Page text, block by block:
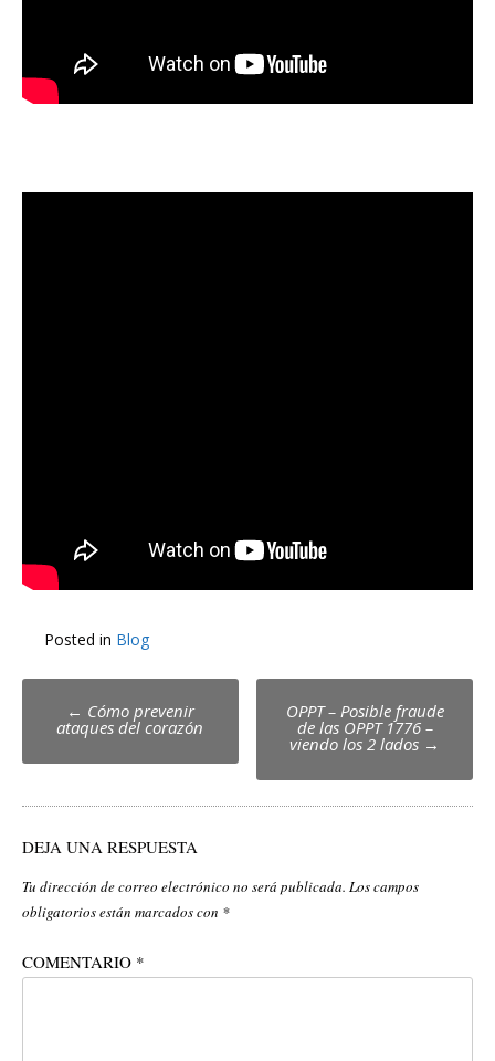
Posted in Blog
Post
navigation
← Cómo prevenir
ataques del corazón
OPPT – Posible fraude
de las OPPT 1776 –
viendo los 2 lados →
DEJA UNA RESPUESTA
Tu dirección de correo electrónico no será publicada. Los campos
obligatorios están marcados con *
COMENTARIO *